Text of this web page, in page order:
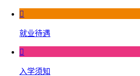

就业待遇

入学须知